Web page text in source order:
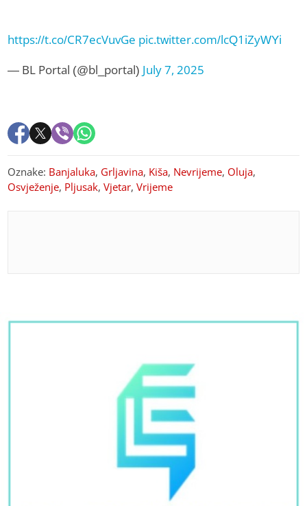
https://t.co/CR7ecVuvGe pic.twitter.com/lcQ1iZyWYi
— BL Portal (@bl_portal) July 7, 2025
Oznake: Banjaluka, Grljavina, Kiša, Nevrijeme, Oluja,
Osvježenje, Pljusak,Vjetar,Vrijeme